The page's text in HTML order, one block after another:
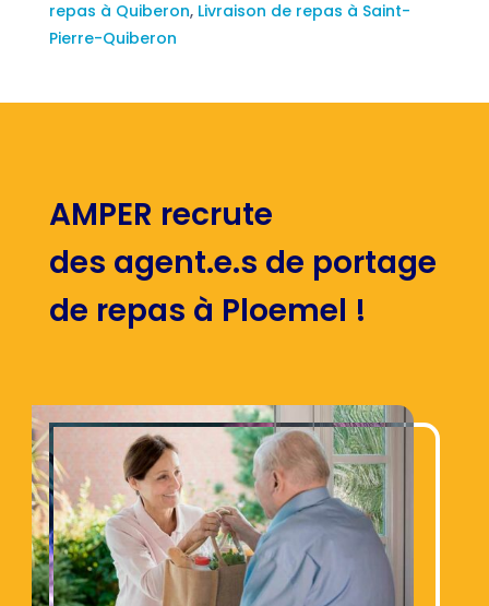
repas à Quiberon, Livraison de repas à Saint-
Pierre-Quiberon
AMPER recrute
des agent.e.s de portage
de repas à Ploemel !